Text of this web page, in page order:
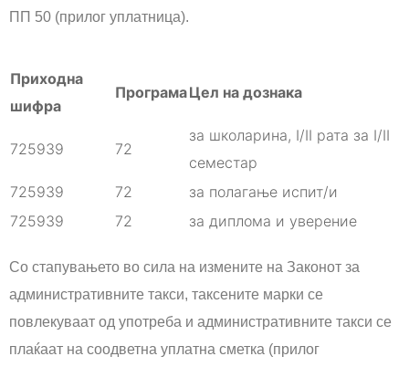
ПП 50 (прилог уплатница).
Приходна
шифра
ПрограмаЦел на дознака
725939 72
за школарина, I/II рата за I/II
семестар
725939
72
за полагање испит/и
725939
72 за диплома и уверение
Со стапувањето во сила на измените на Законот за
административните такси, таксените марки се
повлекуваат од употреба и административните такси се
плаќаат на соодветна уплатна сметка (прилог